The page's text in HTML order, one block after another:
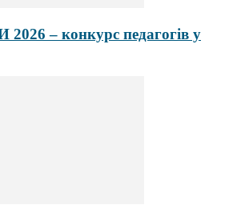
– конкурс педагогів у